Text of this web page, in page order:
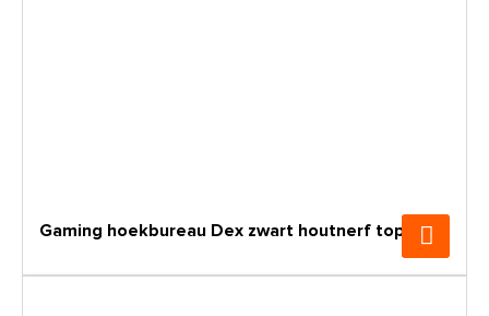
Gaming hoekbureau Dex zwart houtnerf topblad